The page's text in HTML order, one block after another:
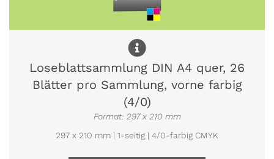
Loseblattsammlung DIN A4 quer, 26
Blätter pro Sammlung, vorne farbig
(4/0)
Format: 297 x 210 mm
297 x 210 mm | 1-seitig | 4/0-farbig CMYK